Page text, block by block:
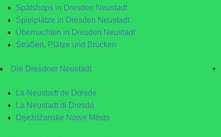
Spätshops in Dresden Neustadt
Spielplätze in Dresden Neustadt
Übernachten in Dresden Neustadt
Straßen, Plätze und Brücken
Die Dresdner Neustadt +
La Neustadt de Dresde
La Neustadt di Dresda
Drježdźanske Nowe Město